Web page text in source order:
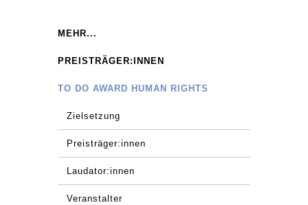
MEHR...
PREISTRÄGER:INNEN
TO DO AWARD HUMAN RIGHTS
Zielsetzung
Preisträger:innen
Laudator:innen
Veranstalter